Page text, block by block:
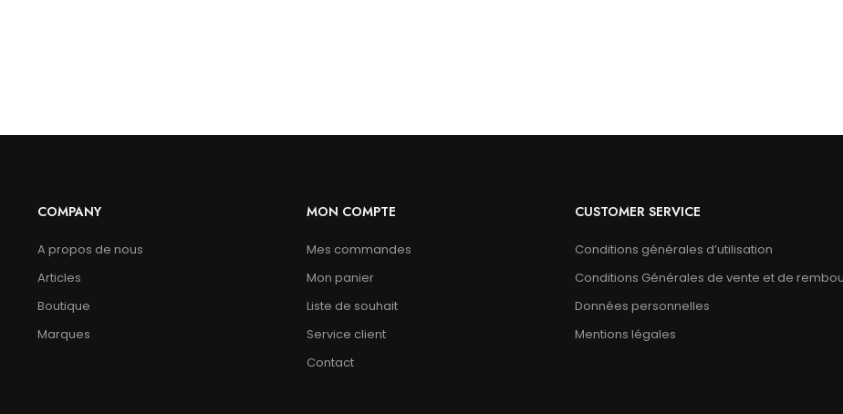
COMPANY
A propos de nous
Articles
Boutique
Marques
MON COMPTE
Mes commandes
Mon panier
Liste de souhait
Service client
Contact
CUSTOMER SERVICE
Conditions générales d’utilisation
Conditions Générales de vente et de
Données personnelles
Mentions légales